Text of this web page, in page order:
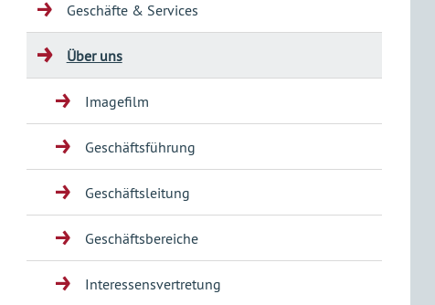
Geschäfte & Services
Über uns
Imagefilm
Geschäftsführung
Geschäftsleitung
Geschäftsbereiche
Interessensvertretung